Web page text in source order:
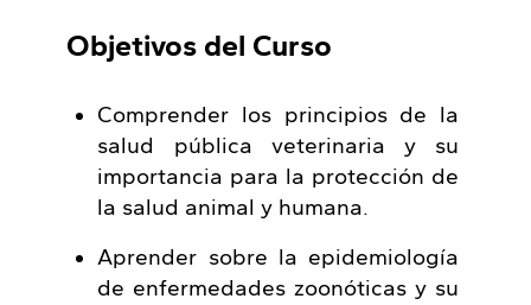
Objetivos del Curso
Comprender los principios de la
salud pública veterinaria y su
importancia para la protección de
la salud animal y humana.
Aprender sobre la epidemiología
de enfermedades zoonóticas y su